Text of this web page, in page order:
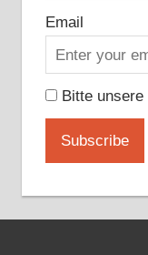
Email
Bitte unsere